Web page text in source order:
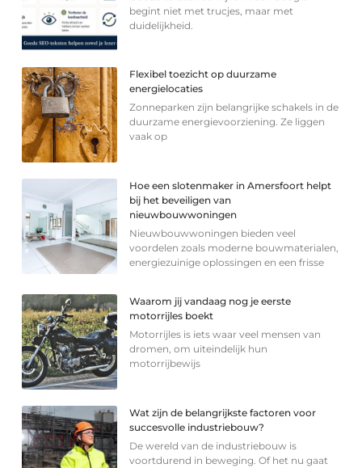
begint niet met trucjes, maar met
duidelijkheid.
Flexibel toezicht op duurzame
energielocaties
Zonneparken zijn belangrijke schakels in de
duurzame energievoorziening. Ze liggen
vaak op
Hoe een slotenmaker in Amersfoort helpt
bij het beveiligen van
nieuwbouwwoningen
Nieuwbouwwoningen bieden veel
voordelen zoals moderne bouwmaterialen,
energiezuinige oplossingen en een frisse
Waarom jij vandaag nog je eerste
motorrijles boekt
Motorrijles is iets waar veel mensen van
dromen, om uiteindelijk hun
motorrijbewijs
Wat zijn de belangrijkste factoren voor
succesvolle industriebouw?
De wereld van de industriebouw is
voortdurend in beweging. Of het nu gaat